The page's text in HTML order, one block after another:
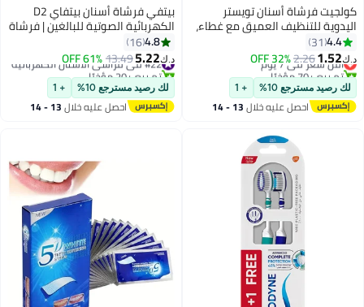
كولجيت فرشاة أسنان تويستر
اليدوية للتنظيف العميق مع غطاء،
3 قطع 4.4
31
د.ك‏1.52
2.26
32% OFFأقل سعر في 7 يوم
تم بيع +70 مؤخرًا
أقل سعر في 7 يوم
لك رصيد مسترجع 10% + 1
احصل عليه خلال 13 - 14
بيتفي فرشاة أسنان بيتفاي D2
الكهربائية الصوتية للبالغين | فرشاة
أوضاع تنظيف | 8 رؤوس فرشاة
أسنان | فرشاة أسنان للسفر مع
حافظة | فرشاة كهربائية للتنظيف
العميق
4.8
16
د.ك‏5.22
13.49
61% OFF #22 في فراشي الأسنان الكهربائية
تم بيع +20 مؤخرًا
#22 في فراشي الأسنان الكهربائية
لك رصيد مسترجع 10% + 1
احصل عليه خلال 13 - 14